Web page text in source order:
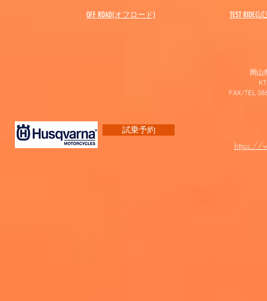
OFF ROAD(オフロード) ​TEST RIDE(
岡山
FAX/TEL
試乗予約
https://